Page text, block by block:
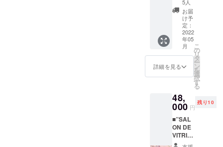
カー・
カフ
ス・
シュー
ズク
リッ
プ）+ポ
スト
ズは
セット
れませ
ん
オケー
キ」コ
ンプ
リート
プラン
★ ス
イーツ
下着/ピ
スタチ
ハイの
基本
セット
+フルア
クセサ
リー
セット
5人
お届
け予
定：
2022
年05
月
詳細を見る
こ
の
リ
タ
ー
ン
を
選
択
す
る
48,
000 円
残り10
■”SAL
ON DE
VITRIN
E”ショ